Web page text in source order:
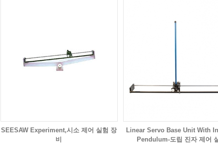
SEESAW Experiment,시소 제어 실험 장
비
Linear Servo Base Unit With
Pendulum-도립 진자 제어